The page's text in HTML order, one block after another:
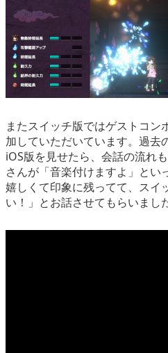
またスイッチ版ではゲストコン
加していただいています。過去
iOS版を見せたら、会話の流れ
さんが「音楽付けますよ」とい
嬉しくて印象に残ってて、スイ
い！」とお話させてもらいました